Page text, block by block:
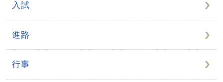
入試
進路
行事